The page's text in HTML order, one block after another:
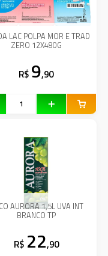
LAC POLPA MOR E TRAD
ZERO 12X480G
R$ 9,90
AURORA 1,5L UVA INT
BRANCO TP
R$ 22,90